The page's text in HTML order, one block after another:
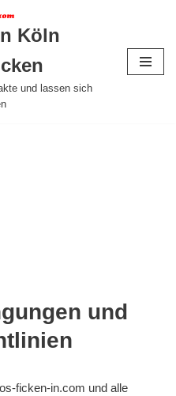
Köln
und lassen sich
und
ficken-in.com und alle